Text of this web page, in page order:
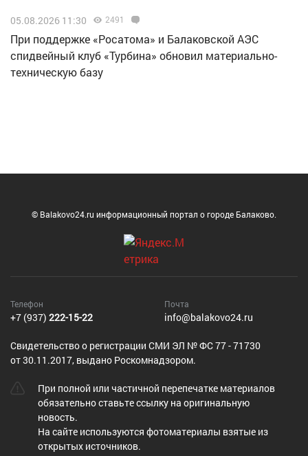
05.08.2026 11:30 2491
При поддержке «Росатома» и Балаковской АЭС
спидвейный клуб «Турбина» обновил материально-
техническую базу
© Balakovo24.ru информационный портал о городе Балаково.
Телефон
+7 (937) 222-15-22
Почта
info@balakovo24.ru
Cвидетельство о регистрации СМИ ЭЛ № ФС 77 - 71730
от 30.11.2017, выдано Роскомнадзором.
При полной или частичной перепечатке материалов
обязательно ставьте ссылку на оригинальную
новость.
На сайте используются фотоматериалы взятые из
открытых источников.